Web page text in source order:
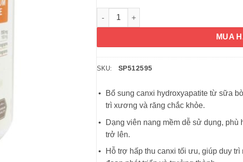
Viên uống Canxi sữa BioIsland Milk
MUA
SKU: SP512595
Bổ sung canxi hydroxyapatite từ sữa
trì xương và răng chắc khỏe.
Dạng viên nang mềm dễ sử dụng,
trở lên.
Hỗ trợ hấp thu canxi tối ưu, giúp duy